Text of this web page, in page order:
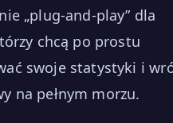
„plug-and-play” dla
chcą po prostu
swoje statystyki i
na pełnym morzu.